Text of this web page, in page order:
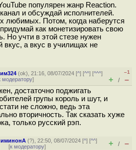
популярен жанр Reaction.
и обсуждай исполнителей.
любимых. Потом, когда наберутся
как монетизировать свою
Но учти в этой стезе нужен
вкус, а вкус в училищах не
(ok), 21:16, 08/07/2024 [^] [^^] [^^^]
модератору]
–1
+ / –
достаточно поджигать
групы король и шут, и
не сложно, ведь эта
вторичность. Так сказать хуже
только русский рэп.
(?), 22:50, 08/07/2024 [^] [^^]
[к модератору] + / –